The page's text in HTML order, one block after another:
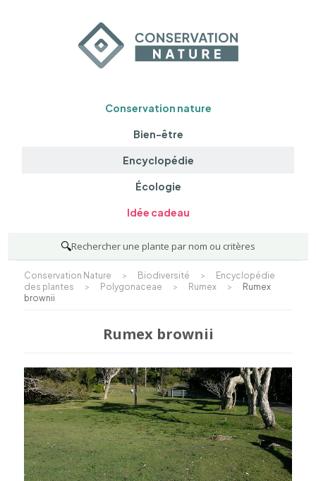
Conservation nature
Bien-être
Encyclopédie
Écologie
Idée cadeau
🔍Rechercher une plante par nom ou critères
Conservation Nature > Biodiversité >
Encyclopédie
des plantes
> Polygonaceae > Rumex >
Rumex
brownii
Rumex brownii